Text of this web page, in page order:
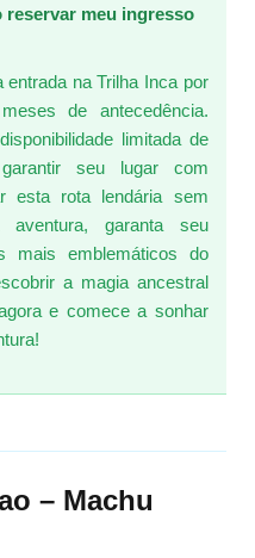
reservar meu ingresso
na Trilha Inca por
de antecedência.
limitada de
seu lugar com
esta rota lendária sem
aventura, garanta seu
mais emblemáticos do
a magia ancestral
e comece a sonhar
– Machu